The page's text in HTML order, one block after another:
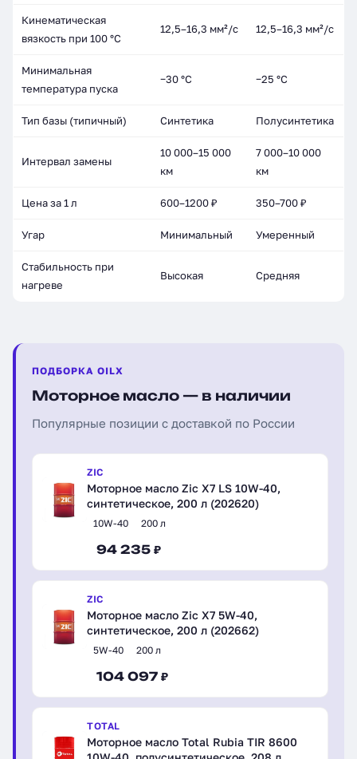
Кинематическая
вязкость при 100 °C
12,5–16,3 мм²/с 12,5–16,3 мм²/с
Минимальная
температура пуска
−30 °C −25 °C
Тип базы (типичный) Синтетика Полусинтетика
Интервал замены
10 000–15 000
км
7 000–10 000
км
Цена за 1 л 600–1200 ₽ 350–700 ₽
Угар Минимальный Умеренный
Стабильность при
нагреве
Высокая Средняя
ПОДБОРКА OILX
Моторное масло — в наличии
Популярные позиции с доставкой по России
ZIC
Моторное масло Zic X7 LS 10W-40,
синтетическое, 200 л (202620)
10W-40 200 л
94 235 ₽
ZIC
Моторное масло Zic X7 5W-40,
синтетическое, 200 л (202662)
5W-40 200 л
104 097 ₽
TOTAL
Моторное масло Total Rubia TIR 8600